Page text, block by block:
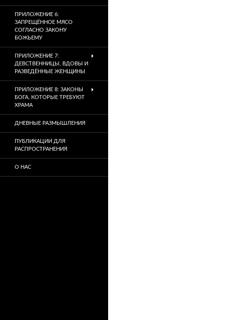
ПРИЛОЖЕНИЕ 6:
ЗАПРЕЩЁННОЕ МЯСО
СОГЛАСНО ЗАКОНУ
БОЖЬЕМУ
ПРИЛОЖЕНИЕ 7:
ДЕВСТВЕННИЦЫ, ВДОВЫ И
РАЗВЕДЁННЫЕ ЖЕНЩИНЫ
ПРИЛОЖЕНИЕ 8: ЗАКОНЫ
БОГА, КОТОРЫЕ ТРЕБУЮТ
ХРАМА
ДНЕВНЫЕ РАЗМЫШЛЕНИЯ
ПУБЛИКАЦИИ ДЛЯ
РАСПРОСТРАНЕНИЯ
О НАС